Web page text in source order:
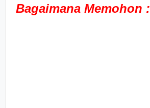
Bagaimana Memohon :